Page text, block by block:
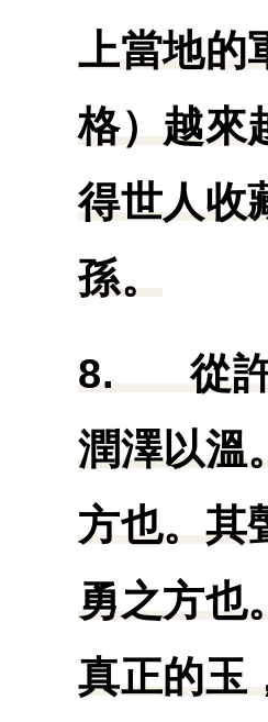
上當地的
格）越來
得世人收
孫。
8.從
潤澤以溫
方也。其
勇之方也
真正的玉